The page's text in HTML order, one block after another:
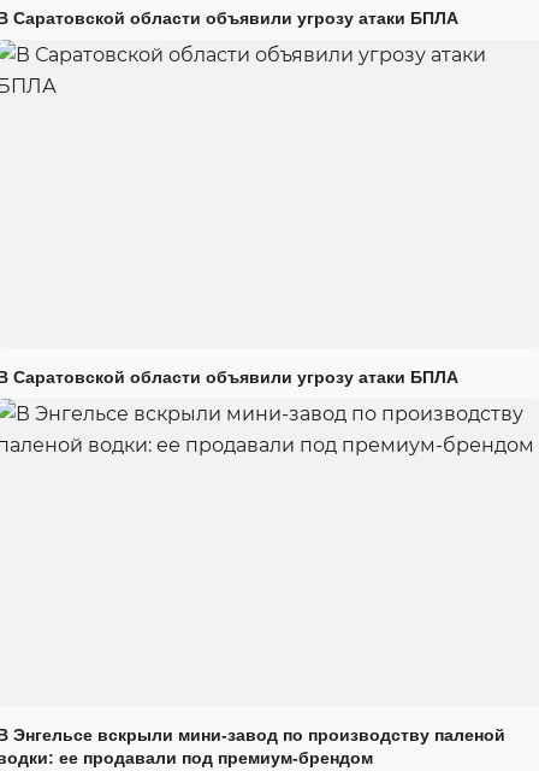
Саратовской области объявили угрозу атаки БПЛА
Саратовской области объявили угрозу атаки БПЛА
Энгельсе вскрыли мини-завод по производству паленой
ее продавали под премиум-брендом